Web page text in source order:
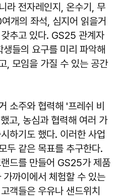
라 전자레인지, 온수기, 무
개의 좌석, 심지어 읽을거
추고 있다. GS25 관계자
들의 요구를 미리 파악해
, 모임을 가질 수 있는 공간
소주와 협력해 '프레쉬 비
고, 농심과 협력해 여러 가
하기도 했다. 이러한 사업
두 같은 목표를 추구한다.
드를 만들어 GS25가 제품
까이에서 체험할 수 있는
객들은 우유나 샌드위치